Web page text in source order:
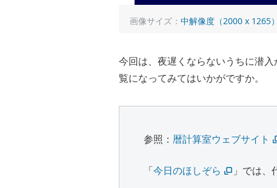
画像サイズ： 中解像度（2000 x 1265）
今回は、夜遅くならないうちに潜
覧になってみてはいかがですか。
参照： 暦計算室ウェブサイト
「今日のほしぞら 」では